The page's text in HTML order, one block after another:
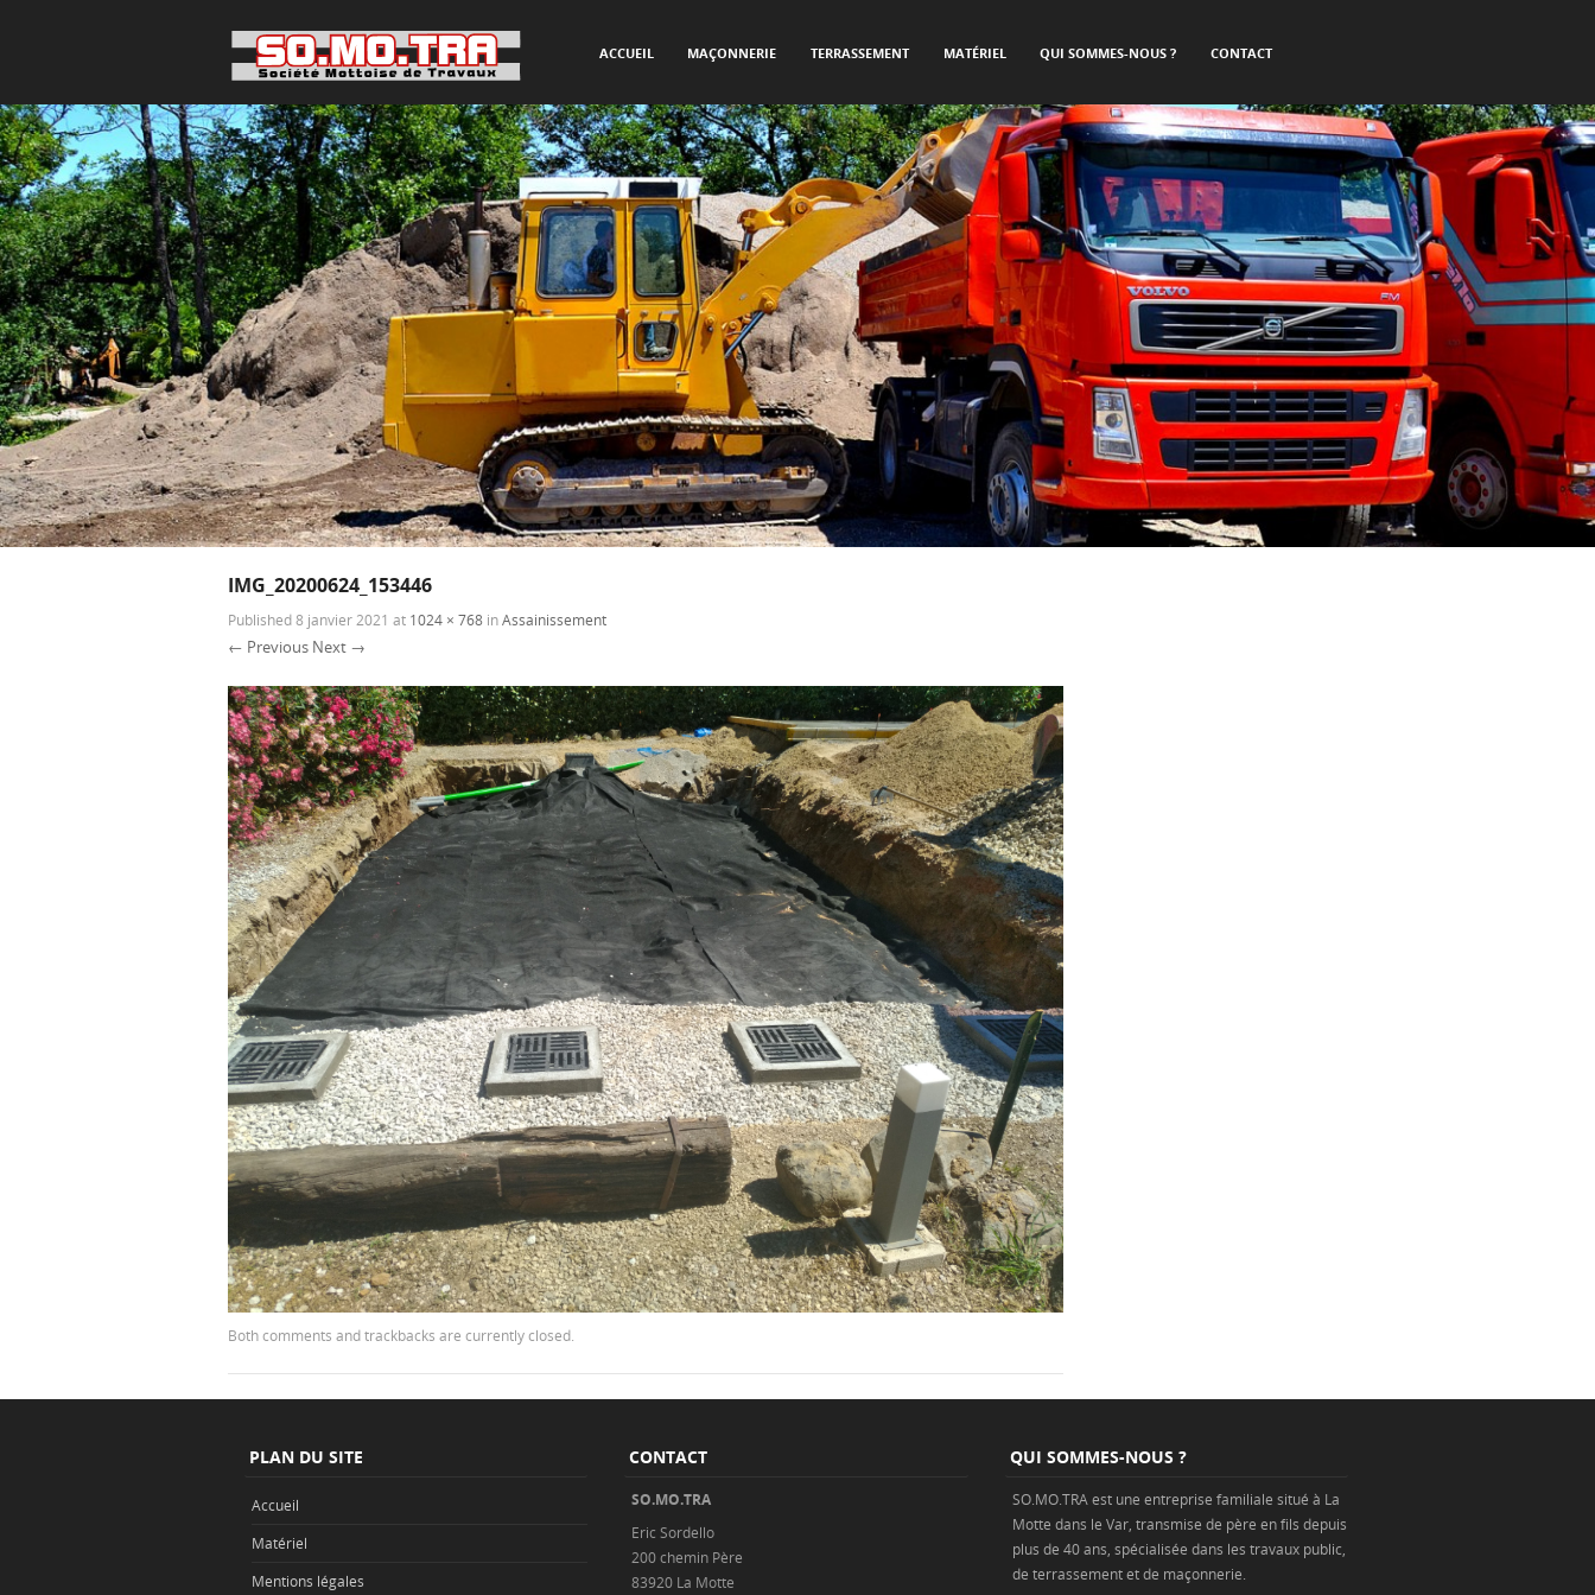
Menu
SKIP TO CONTENT
ACCUEIL MAÇONNERIE TERRASSEMENT MATÉRIEL QUI SOMMES-NOUS ? CONTACT
IMG_20200624_153446
Published8 janvier 2021 at 1024 × 768 inAssainissement
← Previous Next →
Both comments and trackbacks are currently closed.
PLAN DU SITE
Accueil
Matériel
Mentions légales
CONTACT
SO.MO.TRA
Eric Sordello
200 chemin Père
83920 La Motte
QUI SOMMES-NOUS ?
SO.MO.TRA est une entreprise familiale situé à La
Motte dans le Var, transmise de père en fils depuis
plus de 40 ans, spécialisée dans les travaux public
de terrassementet de maçonnerie